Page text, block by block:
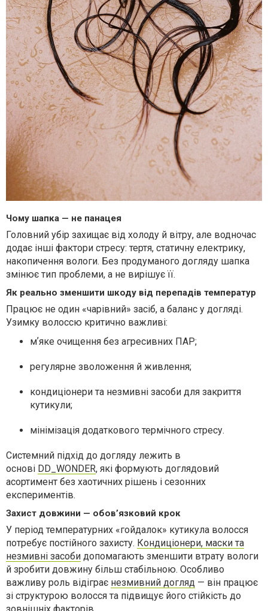
Чому шапка — не панацея
Головний убір захищає від холоду й вітру, але водночас
додає інші фактори стресу: тертя, статичну електрику,
накопичення вологи. Без продуманого догляду шапка
змінює тип проблеми, а не вирішує її.
Як реально зменшити шкоду від перепадів температур
Працює не один «чарівний» засіб, а баланс у догляді.
Узимку волоссю критично важливі:
мʼяке очищення без агресивних ПАР;
регулярне зволоження й живлення;
кондиціонери та незмивні засоби для закриття
кутикули;
мінімізація додаткового термічного стресу.
Cистемний підхід до догляду лежить в
основі DD_WONDER, які формують доглядовий
асортимент без хаотичних рішень і сезонних
експериментів.
Захист довжини — обовʼязковий крок
У період температурних «гойдалок» кутикула волосся
потребує постійного захисту. Кондиціонери, маски та
незмивні засоби допомагають зменшити втрату вологи
й зробити довжину більш стабільною. Особливо
важливу роль відіграє незмивний догляд — він працює
зі структурою волосся та підвищує його стійкість до